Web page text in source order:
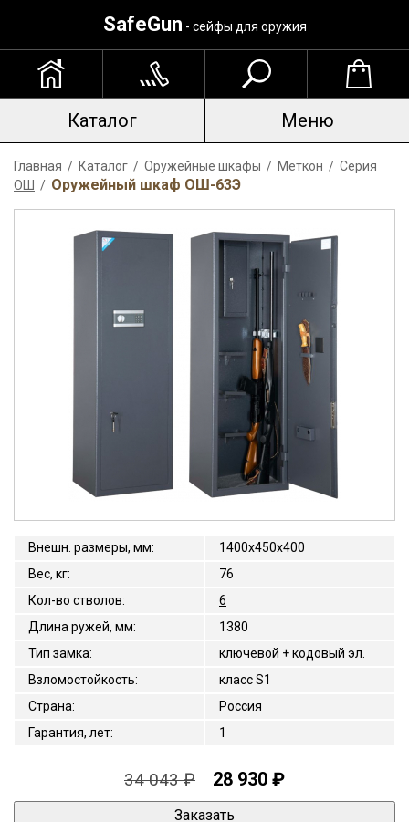
SafeGun - сейфы для оружия
Каталог Меню
Главная / Каталог / Оружейные шкафы / Меткон / Серия
ОШ
/ Оружейный шкаф ОШ-63Э
Внешн. размеры, мм:
1400x450x400
Вес, кг:
76
Кол-во стволов:
6
Длина ружей, мм:
1380
Тип замка:
ключевой + кодовый эл.
Взломостойкость:
класс S1
Страна:
Россия
Гарантия, лет: 1
34 043 ₽ 28 930 ₽